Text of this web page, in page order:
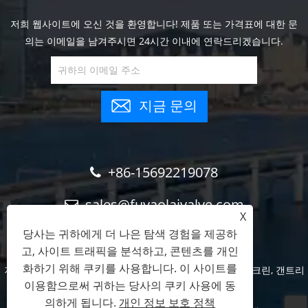
저희 웹사이트에 오신 것을 환영합니다! 제품 또는 가격표에 대한 문
의는 이메일을 남겨주시면 24시간 이내에 연락드리겠습니다.
지금 문의
+86-15692219078
sales@fuyaolaivalve.com
저작권 © 2023 천진 ​​FYL 기술 유한 회사 - 수문, 기계 바 스크린, 갠트리
크레인 - 판권 소유
X
당사는 귀하에게 더 나은 탐색 경험을 제공하
고, 사이트 트래픽을 분석하고, 콘텐츠를 개인
화하기 위해 쿠키를 사용합니다. 이 사이트를
이용함으로써 귀하는 당사의 쿠키 사용에 동
의하게 됩니다. 개인 정보 보호 정책